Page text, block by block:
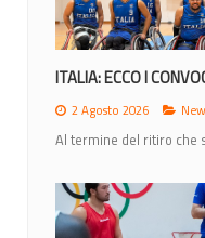
ITALIA: ECCO I
2 Agosto 2026
Al termine del ritiro che